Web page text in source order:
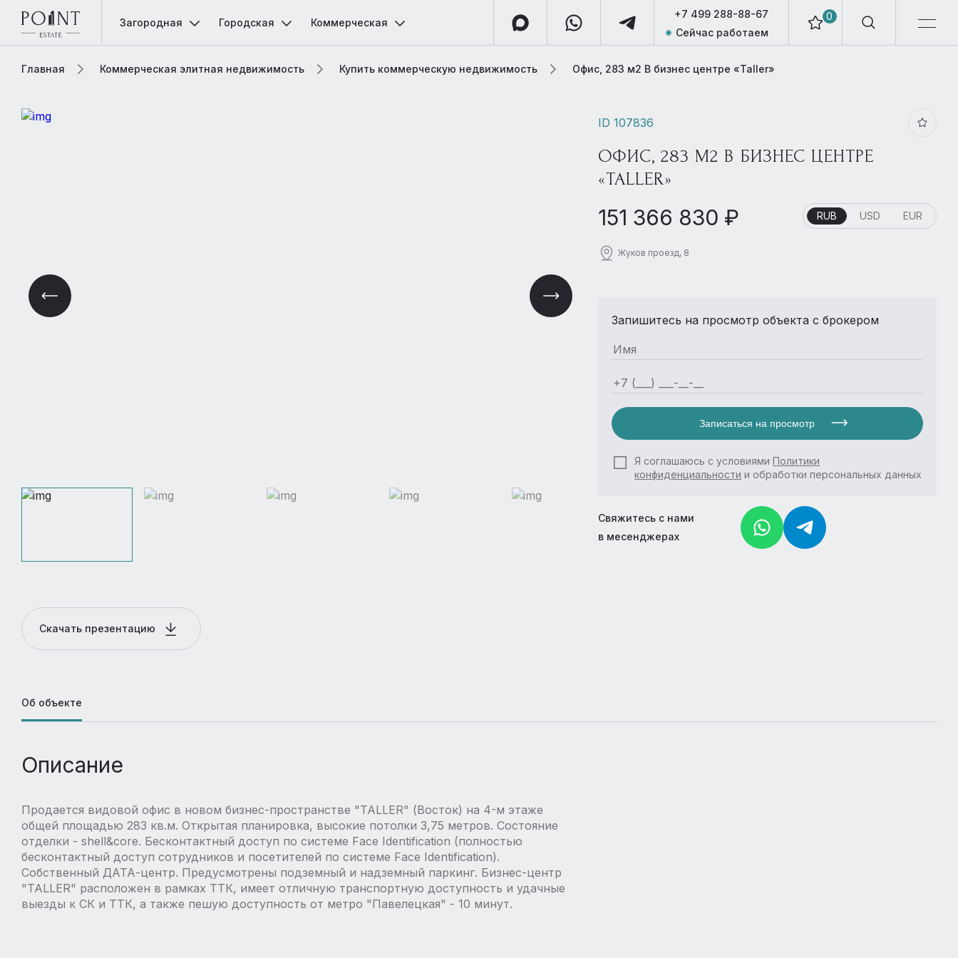
0
+7 499 288-88-67
Сейчас работаем
Загородная Городская Коммерческая
Главная Коммерческая элитная недвижимость Купить коммерческую недвижимость Офис, 283 м2 В бизнес центре «Taller»
Скачать презентацию
ID 107836
ОФИС, 283 М2 В БИЗНЕС ЦЕНТРЕ
«TALLER»
151 366 830 ₽ RUB USD EUR
Жуков проезд, 8
Запишитесь на просмотр объекта с брокером
Записаться на просмотр
Я соглашаюсь с условиямиПолитики
конфиденциальности и обработки персональных данных
Свяжитесь с нами
в месенджерах
Об объекте
Описание
Продается видовой офис в новом бизнес-пространстве "TALLER" (Восток) на 4-м этаже
общей площадью 283 кв.м. Открытая планировка, высокие потолки 3,75 метров. Состояние
отделки - shell&core. Бесконтактный доступ по системе Face Identification (полностью
бесконтактный доступ сотрудников и посетителей по системе Face Identification).
Собственный ДАТА-центр. Предусмотрены подземный и надземный паркинг. Бизнес-центр
"TALLER" расположен в рамках ТТК, имеет отличную транспортную доступность и удачные
выезды к СК и ТТК, а также пешую доступность от метро "Павелецкая" - 10 минут.